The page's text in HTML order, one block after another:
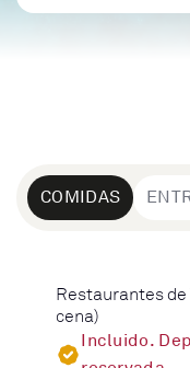
COMIDAS
Restaurantes de
cena)
Incluido.